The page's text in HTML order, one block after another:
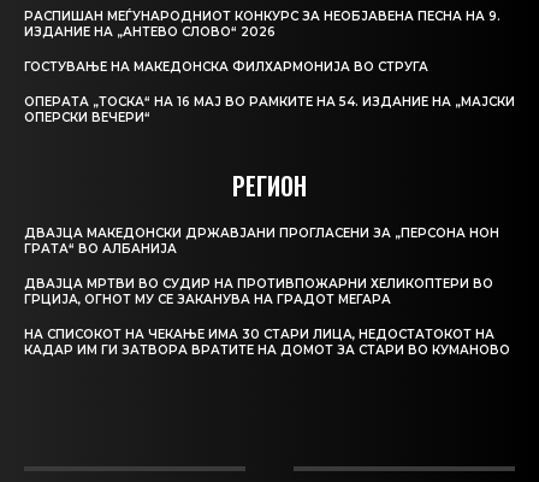
РАСПИШАН МЕЃУНАРОДНИОТ КОНКУРС ЗА НЕОБЈАВЕНА ПЕСНА НА 9.
ИЗДАНИЕ НА „АНТЕВО СЛОВО“ 2026
ГОСТУВАЊЕ НА МАКЕДОНСКА ФИЛХАРМОНИЈА ВО СТРУГА
ОПЕРАТА „ТОСКА“ НА 16 МАЈ ВО РАМКИТЕ НА 54. ИЗДАНИЕ НА „МАЈСКИ
ОПЕРСКИ ВЕЧЕРИ“
РЕГИОН
ДВАЈЦА МАКЕДОНСКИ ДРЖАВЈАНИ ПРОГЛАСЕНИ ЗА „ПЕРСОНА НОН
ГРАТА“ ВО АЛБАНИЈА
ДВАЈЦА МРТВИ ВО СУДИР НА ПРОТИВПОЖАРНИ ХЕЛИКОПТЕРИ ВО
ГРЦИЈА, ОГНОТ МУ СЕ ЗАКАНУВА НА ГРАДОТ МЕГАРА
НА СПИСОКОТ НА ЧЕКАЊЕ ИМА 30 СТАРИ ЛИЦА, НЕДОСТАТОКОТ НА
КАДАР ИМ ГИ ЗАТВОРА ВРАТИТЕ НА ДОМОТ ЗА СТАРИ ВО КУМАНОВО